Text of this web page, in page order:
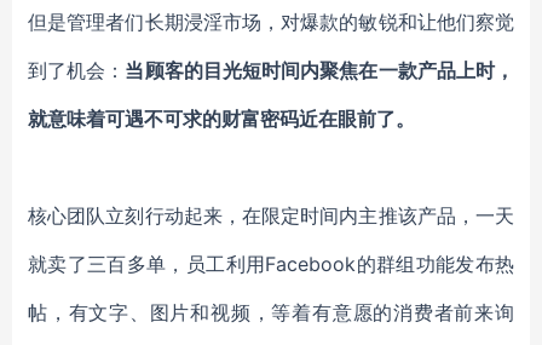
但是管理者们长期浸淫市场，对爆款的敏锐和让他们察觉
到了机会： 当顾客的目光短时间内聚焦在一款产品上时，
就意味着可遇不可求的财富密码近在眼前了。
核心团队立刻行动起来，在限定时间内主推该产品，一天
就卖了三百多单，员工利用Facebook的群组功能发布热
帖，有文字、图片和视频，等着有意愿的消费者前来询